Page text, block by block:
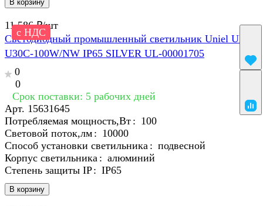
В корзину
с НДС
11 586 ₽/шт
Светодиодный промышленный светильник Uniel ULY-
U30C-100W/NW IP65 SILVER UL-00001705
0
0
Срок поставки: 5 рабочих дней
Арт. 15631645
В корзину
Потребляемая мощность,Вт : 100
Световой поток,лм : 10000
Способ установки светильника : подвесной
Корпус светильника : алюминий
Степень защиты IP : IP65